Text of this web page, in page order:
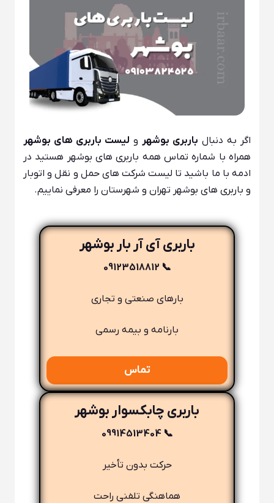
اگر به دنبال باربری بوشهرو لیست باربری های بوشهر
همراه با شماره تماس همه باربری های بوشهر هستید در
ادمه با ما باشید تا لیست شرکت های حمل و نقل و اتوبار
و باربری های بوشهر تهران و شهرستان را معرفی نماییم.
باربری آی آر بار بوشهر
📞 09123518812
بارهای صنعتی و تجاری
بارنامه و بیمه رسمی
تماس
باربری چابکسوار بوشهر
📞 09914513404
حرکت بدون تأخیر
هماهنگی تلفنی راحت